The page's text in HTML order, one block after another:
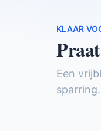
KLAAR
Een
sparring.